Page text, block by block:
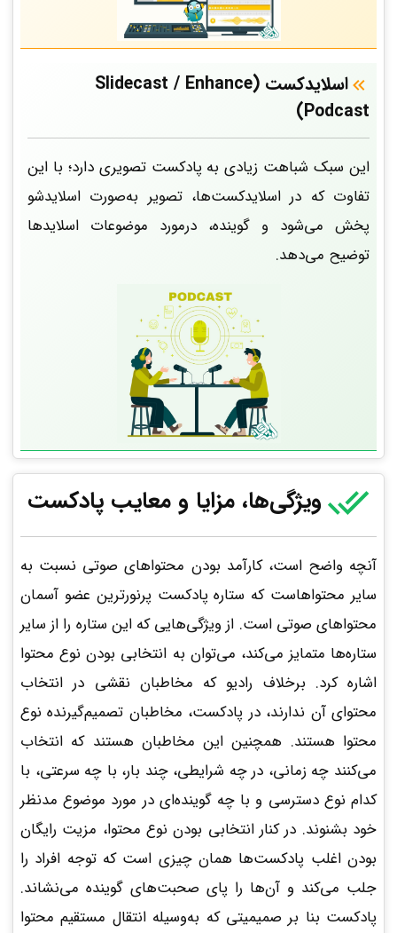
اسلایدکست (Slidecast / Enhance
Podcast)
این سبک شباهت زیادی به پادکست تصویری دارد؛ با این
تفاوت که در اسلایدکست‌ها، تصویر به‌صورت اسلایدشو
پخش می‌شود و گوینده، درمورد موضوعات اسلایدها
توضیح می‌دهد.
ویژگی‌­ها، مزایا و معایب پادکست
آنچه واضح است، کارآمد بودن محتواهای صوتی نسبت به
سایر محتواهاست که ستاره­ پادکست پرنورترین عضو آسمان
محتواهای صوتی است. از ویژگی‌هایی که این ستاره را از سایر
ستاره‌ها متمایز می‌کند، می‌توان به انتخابی بودن نوع محتوا
اشاره کرد. برخلاف رادیو که مخاطبان نقشی در انتخاب
محتوای آن ندارند، در پادکست، مخاطبان تصمیم‌گیرنده‌ نوع
محتوا هستند. همچنین این مخاطبان هستند که انتخاب
می‌کنند چه زمانی، در چه شرایطی، چند بار، با چه سرعتی، با
کدام نوع دسترسی و با چه گوینده‌ای در مورد موضوع مدنظر
خود بشنوند. در کنار انتخابی بودن نوع محتوا، مزیت رایگان
بودن اغلب پادکست‌ها همان چیزی است که توجه افراد را
جلب می‌کند و آن‌ها را پای صحبت‌های گوینده می‌نشاند.
پادکست بنا بر صمیمیتی که به‌وسیله‌ انتقال مستقیم محتوا